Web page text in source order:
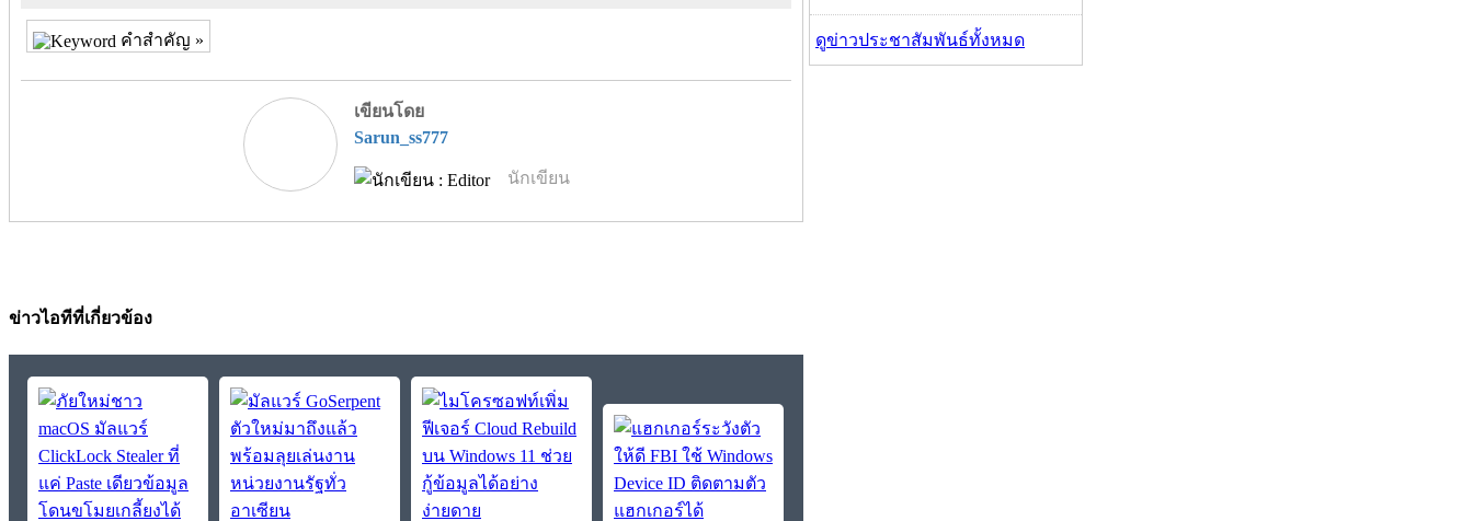
คำสำคัญ »
เขียนโดย
Sarun_ss777
นักเขียน
ข่าวไอทีที่เกี่ยวข้อง
ดูข่าวประชาสัมพันธ์ทั้งหมด